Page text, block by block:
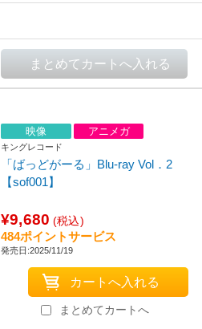
映像 アニメガ
キングレコード
「ばっどがーる」Blu-ray Vol．2
【sof001】
¥9,680 (税込)
484ポイントサービス
発売日:2025/11/19
まとめてカートへ